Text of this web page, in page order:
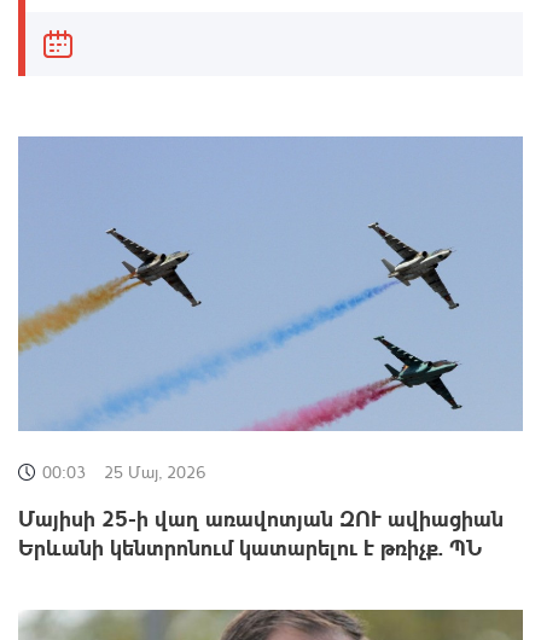
00:03 25 Մայ, 2026
Մայիսի 25-ի վաղ առավոտյան ԶՈՒ ավիացիան
Երևանի կենտրոնում կատարելու է թռիչք. ՊՆ